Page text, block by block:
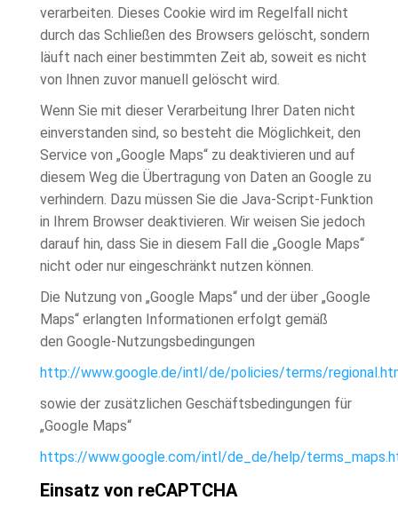
verarbeiten. Dieses Cookie wird im Regelfall nicht
durch das Schließen des Browsers gelöscht, sondern
läuft nach einer bestimmten Zeit ab, soweit es nicht
von Ihnen zuvor manuell gelöscht wird.
Wenn Sie mit dieser Verarbeitung Ihrer Daten nicht
einverstanden sind, so besteht die Möglichkeit, den
Service von „Google Maps“ zu deaktivieren und auf
diesem Weg die Übertragung von Daten an Google zu
verhindern. Dazu müssen Sie die Java-Script-Funktion
in Ihrem Browser deaktivieren. Wir weisen Sie jedoch
darauf hin, dass Sie in diesem Fall die „Google Maps“
nicht oder nur eingeschränkt nutzen können.
Die Nutzung von „Google Maps“ und der über „Google
Maps“ erlangten Informationen erfolgt gemäß
den Google-Nutzungsbedingungen
http://www.google.de/intl/de/policies/terms/
sowie der zusätzlichen Geschäftsbedingungen für
„Google Maps“
https://www.google.com/intl/de_de/help/
Einsatz von reCAPTCHA